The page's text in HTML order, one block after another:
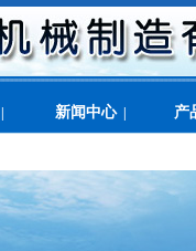
新闻中心| 产